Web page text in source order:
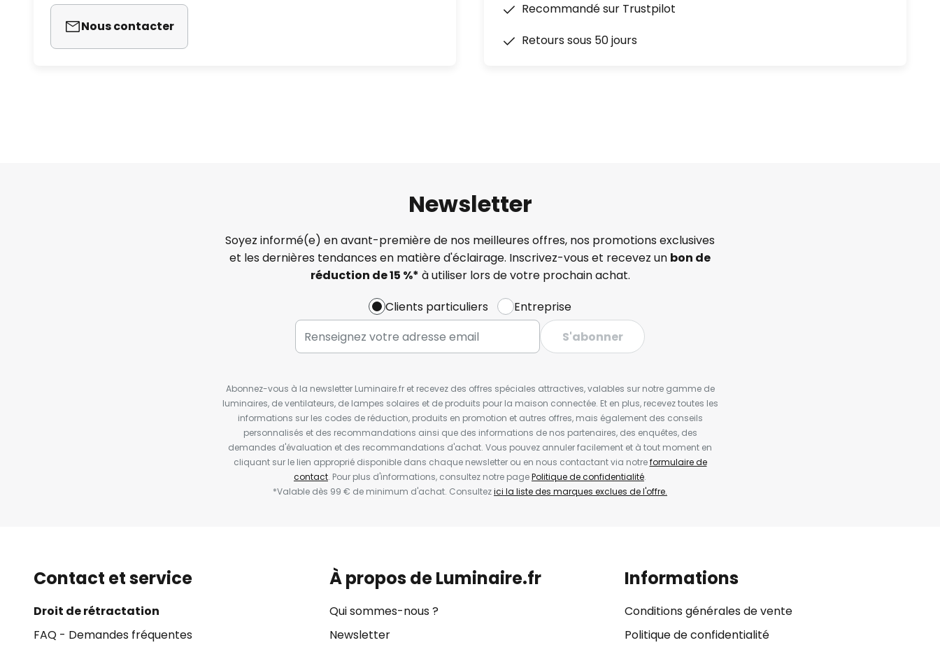
Nous contacter
Recommandé sur Trustpilot
Retours sous 50 jours
Newsletter
Soyez informé(e) en avant-première de nos meilleures offres, nos promotions exclusives
et les dernières tendances en matière d'éclairage. Inscrivez-vous et recevez un bon de
réduction de 15 %* à utiliser lors de votre prochain achat.
Clients particuliers
Entreprise
S'abonner
Abonnez-vous à la newsletter Luminaire.fr et recevez des offres spéciales attractives, valables sur notre gamme de
luminaires, de ventilateurs, de lampes solaires et de produits pour la maison connectée. Et en plus, recevez toutes les
informations sur les codes de réduction, produits en promotion et autres offres, mais également des conseils
personnalisés et des recommandations ainsi que des informations de nos partenaires, des enquêtes, des
demandes d'évaluation et des recommandations d'achat. Vous pouvez annuler facilement et à tout moment en
cliquant sur le lien approprié disponible dans chaque newsletter ou en nous contactant via notreformulaire de
contact. Pour plus d'informations, consultez notre pagePolitique de confidentialité.
*Valable dès 99 € de minimum d'achat. Consultezici la liste des marques exclues de l'offre.
Contact et service
Droit de rétractation
FAQ - Demandes fréquentes
À propos de Luminaire.fr
Qui sommes-nous ?
Newsletter
Informations
Conditions générales de vente
Politique de confidentialité